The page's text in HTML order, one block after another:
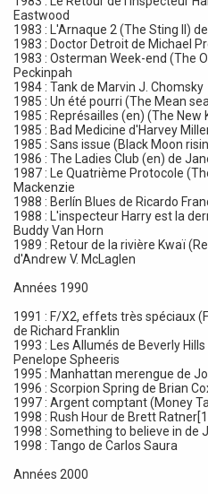
Eastwood
1983 : L'Arnaque 2 (The Sting II)
1983 : Doctor Detroit de Michael
1983 : Osterman Week-end (The
Peckinpah
1984 : Tank de Marvin J. Chomsky
1985 : Un été pourri (The Mean
1985 : Représailles (en) (The New
1985 : Bad Medicine d'Harvey
1985 : Sans issue (Black Moon
1986 : The Ladies Club (en) de
1987 : Le Quatrième Protocole
Mackenzie
1988 : Berlín Blues de Ricardo
1988 : L'inspecteur Harry est la
Buddy Van Horn
1989 : Retour de la rivière Kwaï
d'Andrew V. McLaglen
Années 1990
1991 : F/X2, effets très spéciaux
de Richard Franklin
1993 : Les Allumés de Beverly
Penelope Spheeris
1995 : Manhattan merengue de
1996 : Scorpion Spring de Brian
1997 : Argent comptant (Money
1998 : Rush Hour de Brett
1998 : Something to believe in de
1998 : Tango de Carlos Saura
Années 2000